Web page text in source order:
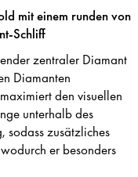
mit einem runden von
Schliff
zentraler Diamant
Diamanten
den visuellen
unterhalb des
sodass zusätzliches
er besonders